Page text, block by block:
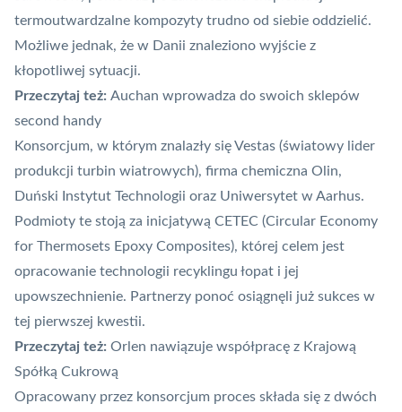
termoutwardzalne kompozyty trudno od siebie oddzielić.
Możliwe jednak, że w Danii znaleziono wyjście z
kłopotliwej sytuacji.
Przeczytaj też: Auchan wprowadza do swoich sklepów
second handy
Konsorcjum, w którym znalazły się Vestas (światowy lider
produkcji turbin wiatrowych), firma chemiczna Olin,
Duński Instytut Technologii oraz Uniwersytet w Aarhus.
Podmioty te stoją za inicjatywą CETEC (Circular Economy
for Thermosets Epoxy Composites), której celem jest
opracowanie technologii recyklingu łopat i jej
upowszechnienie. Partnerzy ponoć osiągnęli już sukces w
tej pierwszej kwestii.
Przeczytaj też: Orlen nawiązuje współpracę z Krajową
Spółką Cukrową
Opracowany przez konsorcjum proces składa się z dwóch